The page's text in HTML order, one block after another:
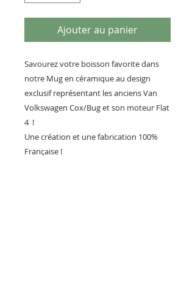
Ajouter au panier
Savourez votre boisson favorite dans
notre Mug en céramique au design
exclusif représentant les anciens Van
Volkswagen Cox/Bug et son moteur Flat
4 !
Une création et une fabrication 100%
Française !